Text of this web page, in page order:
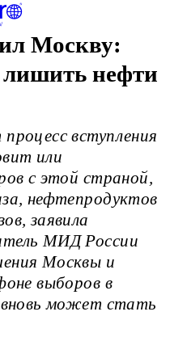
Москву:
нефти
вступления
или
с этой страной,
нефтепродуктов
заявила
МИД России
Москвы и
выборов в
вновь может стать